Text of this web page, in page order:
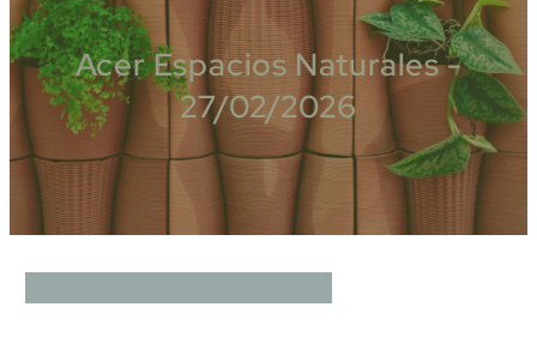
Acer Espacios Naturales -
27/02/2026